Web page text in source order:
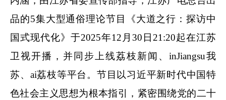
品的5集大型通俗理论节目《大道之行：探访中
国式现代化》于2025年12月30日21:20起在江苏
卫视开播，并同步上线荔枝新闻、inJiangsu我
苏、ai荔枝等平台。节目以习近平新时代中国特
色社会主义思想为根本指引，紧密围绕党的二十